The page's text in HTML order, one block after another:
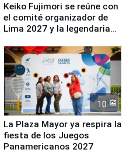
Keiko Fujimori se reúne con
el comité organizador de
Lima 2027 y la legendaria
10
La Plaza Mayor ya respira la
fiesta de los Juegos
Panamericanos 2027